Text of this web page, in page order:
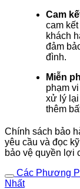
Cam
cam
khách
đảm
đình.
Miễn
phạm
xử lý lại
thêm
Chính sách bảo
yêu cầu và đọc
bảo vệ quyền lợi
Các Phương
Nhất